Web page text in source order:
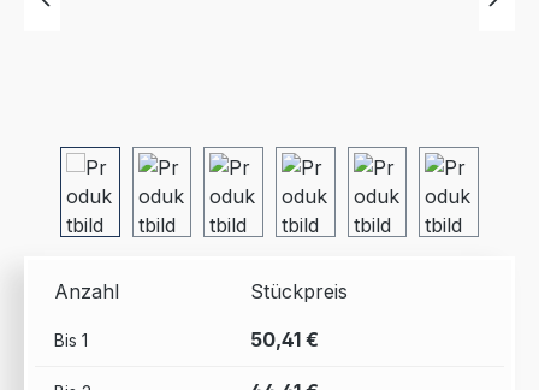
Anzahl Stückpreis
Bis 1 50,41 €